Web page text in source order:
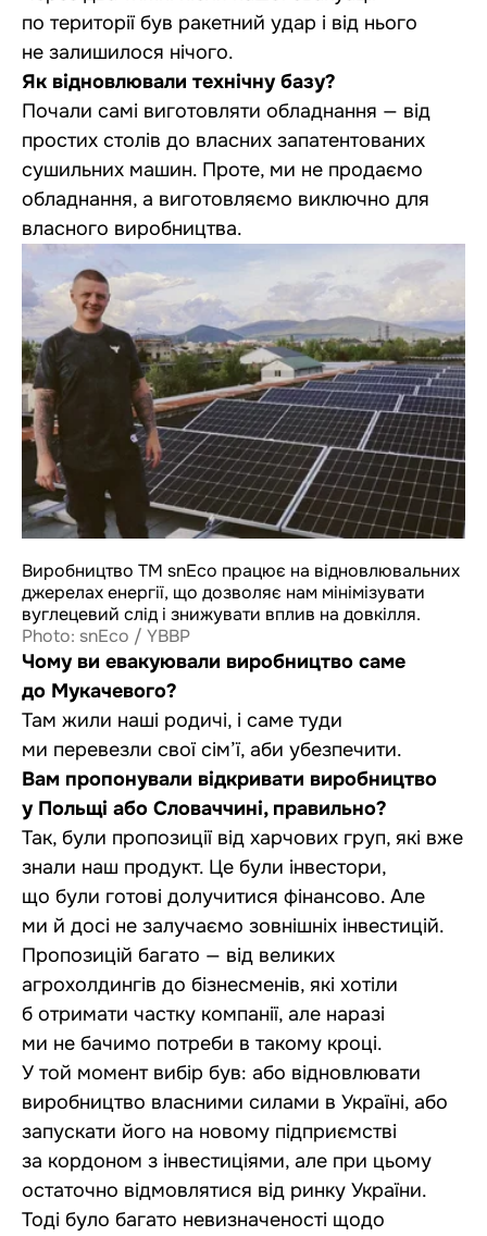
по території був ракетний удар і від нього
не залишилося нічого.
Як відновлювали технічну базу?
Почали самі виготовляти обладнання — від
простих столів до власних запатентованих
сушильних машин. Проте, ми не продаємо
обладнання, а виготовляємо виключно для
власного виробництва.
Виробництво ТМ snEco працює на відновлювальних
джерелах енергії, що дозволяє нам мінімізувати
вуглецевий слід і знижувати вплив на довкілля.
Photo: snEco / YBBP
Чому ви евакуювали виробництво саме
до Мукачевого?
Там жили наші родичі, і саме туди
ми перевезли свої сім’ї, аби убезпечити.
Вам пропонували відкривати виробництво
у Польщі або Словаччині, правильно?
Так, були пропозиції від харчових груп, які вже
знали наш продукт. Це були інвестори,
що були готові долучитися фінансово. Але
ми й досі не залучаємо зовнішніх інвестицій.
Пропозицій багато — від великих
агрохолдингів до бізнесменів, які хотіли
б отримати частку компанії, але наразі
ми не бачимо потреби в такому кроці.
У той момент вибір був: або відновлювати
виробництво власними силами в Україні, або
запускати його на новому підприємстві
за кордоном з інвестиціями, але при цьому
остаточно відмовлятися від ринку України.
Тоді було багато невизначеності щодо